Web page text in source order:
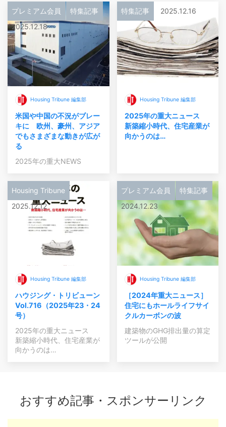
プレミアム会員
特集記事
2025.12.18
Housing Tribune 編集部
米国や中国の不況がブレー
キに 欧州、豪州、アジア
でもさまざまな動きが広が
る
2025年の重大NEWS
特集記事 2025.12.16
Housing Tribune 編集部
2025年の重大ニュース
新築縮小時代、住宅産業が
向かうのは…
Housing Tribune
2025.12.12
Housing Tribune 編集部
ハウジング・トリビューン
Vol.716（2025年23・24
号）
2025年の重大ニュース
新築縮小時代、住宅産業が
向かうのは…
プレミアム会員
特集記事
2024.12.23
Housing Tribune 編集部
［2024年重大ニュース］
住宅にもホールライフサイ
クルカーボンの波
建築物のGHG排出量の算定
ツールが公開
おすすめ記事・スポンサーリンク